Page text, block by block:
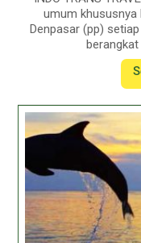
umum khususnya
Denpasar (pp)